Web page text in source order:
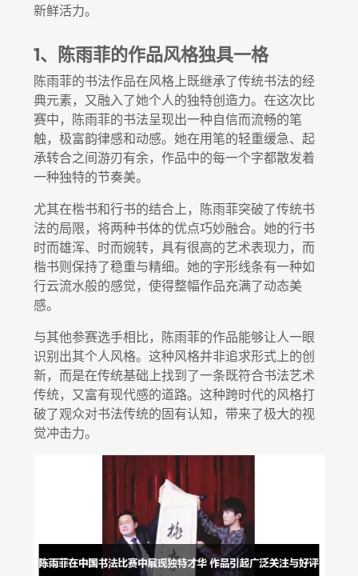
新鲜活力。
1、陈雨菲的作品风格独具一格
陈雨菲的书法作品在风格上既继承了传统书法的经
典元素，又融入了她个人的独特创造力。在这次比
赛中，陈雨菲的书法呈现出一种自信而流畅的笔
触，极富韵律感和动感。她在用笔的轻重缓急、起
承转合之间游刃有余，作品中的每一个字都散发着
一种独特的节奏美。
尤其在楷书和行书的结合上，陈雨菲突破了传统书
法的局限，将两种书体的优点巧妙融合。她的行书
时而雄浑、时而婉转，具有很高的艺术表现力，而
楷书则保持了稳重与精细。她的字形线条有一种如
行云流水般的感觉，使得整幅作品充满了动态美
感。
与其他参赛选手相比，陈雨菲的作品能够让人一眼
识别出其个人风格。这种风格并非追求形式上的创
新，而是在传统基础上找到了一条既符合书法艺术
传统，又富有现代感的道路。这种跨时代的风格打
破了观众对书法传统的固有认知，带来了极大的视
觉冲击力。